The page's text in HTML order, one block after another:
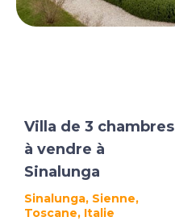
Villa de 3 chambres
à vendre à
Sinalunga
Sinalunga, Sienne,
Toscane, Italie